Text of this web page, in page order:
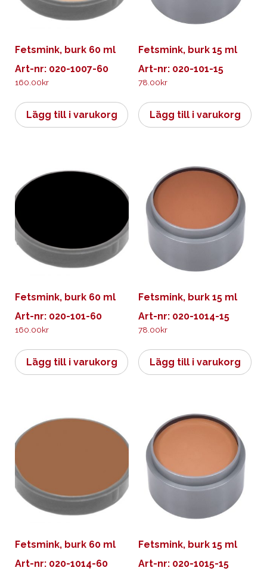
Fetsmink, burk 60 ml
Art-nr: 020-1007-60
160.00kr
Lägg till i varukorg
Fetsmink, burk 15 ml
Art-nr: 020-101-15
78.00kr
Lägg till i varukorg
Fetsmink, burk 60 ml
Art-nr: 020-101-60
160.00kr
Lägg till i varukorg
Fetsmink, burk 15 ml
Art-nr: 020-1014-15
78.00kr
Lägg till i varukorg
Fetsmink, burk 60 ml
Art-nr: 020-1014-60
Fetsmink, burk 15 ml
Art-nr: 020-1015-15